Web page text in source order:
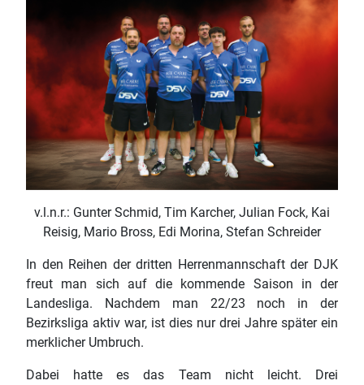
v.l.n.r.: Gunter Schmid, Tim Karcher, Julian Fock, Kai
Reisig, Mario Bross, Edi Morina, Stefan Schreider
In den Reihen der dritten Herrenmannschaft der DJK
freut man sich auf die kommende Saison in der
Landesliga. Nachdem man 22/23 noch in der
Bezirksliga aktiv war, ist dies nur drei Jahre später ein
merklicher Umbruch.
Dabei hatte es das Team nicht leicht. Drei